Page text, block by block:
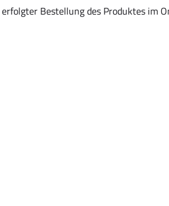
Bestellung des Produktes im